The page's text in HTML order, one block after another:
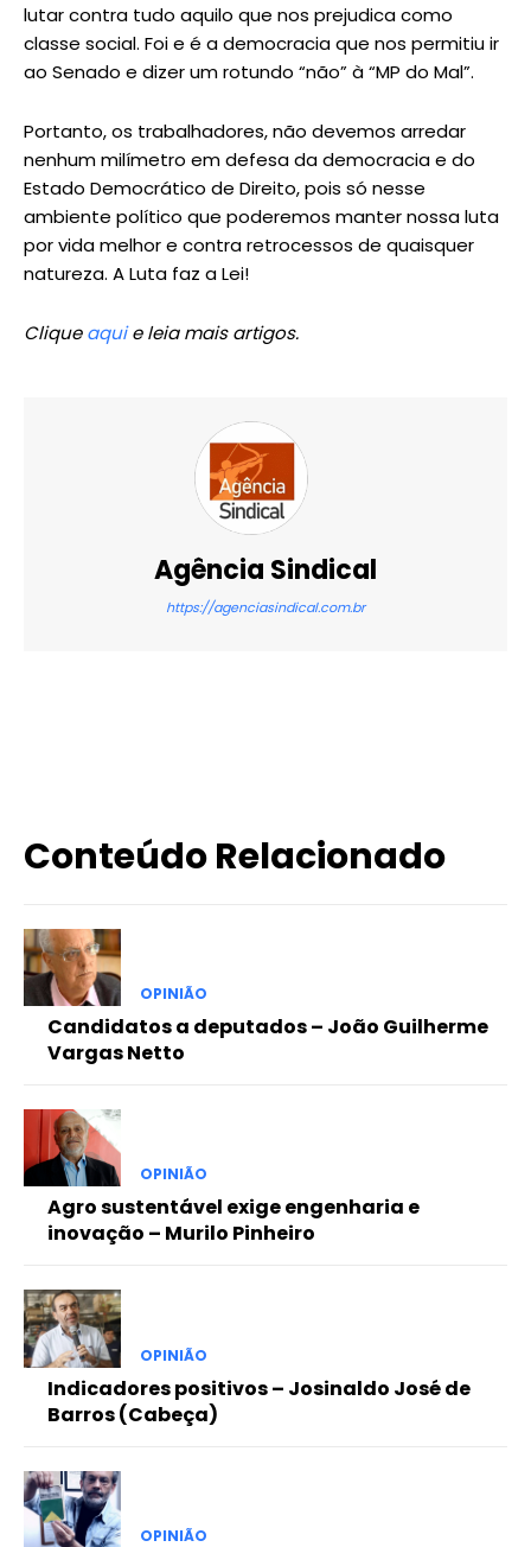
lutar contra tudo aquilo que nos prejudica como
classe social. Foi e é a democracia que nos permitiu ir
ao Senado e dizer um rotundo “não” à “MP do Mal”.
Portanto, os trabalhadores, não devemos arredar
nenhum milímetro em defesa da democracia e do
Estado Democrático de Direito, pois só nesse
ambiente político que poderemos manter nossa luta
por vida melhor e contra retrocessos de quaisquer
natureza. A Luta faz a Lei!
Cliqueaquie leia mais artigos.
Agência Sindical
https://agenciasindical.com.br
Conteúdo Relacionado
OPINIÃO
Candidatos a deputados – João Guilherme
Vargas Netto
OPINIÃO
Agro sustentável exige engenharia e
inovação – Murilo Pinheiro
OPINIÃO
Indicadores positivos – Josinaldo José de
Barros (Cabeça)
OPINIÃO